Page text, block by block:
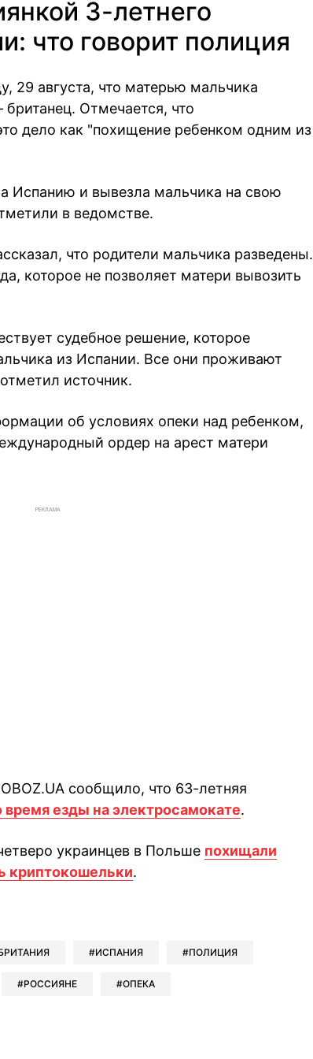
3-летнего
что говорит полиция
29 августа, что матерью мальчика
Отмечается, что
дело как "похищение ребенком одним из
Испанию и вывезла мальчика на свою
в ведомстве.
что родители мальчика разведены.
которое не позволяет матери вывозить
судебное решение, которое
из Испании. Все они проживают
источник.
об условиях опеки над ребенком,
ордер на арест матери
РЕКЛАМА
сообщило, что 63-летняя
время езды на электросамокате.
украинцев в Польше похищали
криптокошельки.
Viber
в Whatsapp
в Messenger
в LinkedIn
ИСПАНИЯ ПОЛИЦИЯ
РОССИЯНЕ ОПЕКА